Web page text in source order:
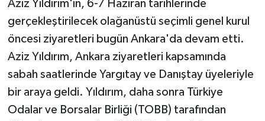
Aziz Yıldırım'ın, 6-7 Haziran tarihlerinde
gerçekleştirilecek olağanüstü seçimli genel kurul
öncesi ziyaretleri bugün Ankara'da devam etti.
Aziz Yıldırım, Ankara ziyaretleri kapsamında
sabah saatlerinde Yargıtay ve Danıştay üyeleriyle
bir araya geldi. Yıldırım, daha sonra Türkiye
Odalar ve Borsalar Birliği (TOBB) tarafından